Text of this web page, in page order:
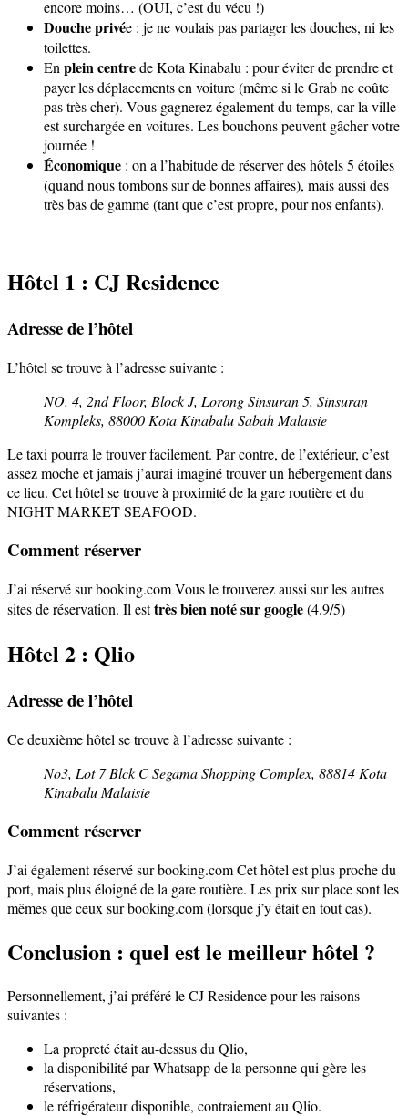
encore moins… (OUI, c’est du vécu !)
Douche privée : je ne voulais pas partager les douches, ni les
toilettes.
En plein centrede Kota Kinabalu : pour éviter de prendre et
payer les déplacements en voiture (même si le Grab ne coûte
pas très cher). Vous gagnerez également du temps, car la ville
est surchargée en voitures. Les bouchons peuvent gâcher votre
journée !
Économique : on a l’habitude de réserver des hôtels 5 étoiles
(quand nous tombons sur de bonnes affaires), mais aussi des
très bas de gamme (tant que c’est propre, pour nos enfants).
Hôtel 1 : CJ Residence
Adresse de l’hôtel
L’hôtel se trouve à l’adresse suivante :
NO. 4, 2nd Floor, Block J, Lorong Sinsuran 5, Sinsuran
Kompleks, 88000 Kota KinabaluSabah Malaisie
Le taxi pourra le trouver facilement. Par contre, de l’extérieur, c’est
assez moche et jamais j’aurai imaginé trouver un hébergement dans
ce lieu. Cet hôtel se trouve à proximité de la gare routière et du
NIGHT MARKET SEAFOOD.
Comment réserver
J’ai réservé sur booking.com Vous le trouverez aussi sur les autres
sites de réservation. Il esttrès bien noté sur google(4.9/5)
Hôtel 2 : Qlio
Adresse de l’hôtel
Ce deuxième hôtel se trouve à l’adresse suivante :
No3, Lot 7 Blck C Segama Shopping Complex, 88814 Kota
Kinabalu Malaisie
Comment réserver
J’ai également réservé sur booking.com Cet hôtel est plus proche du
port, mais plus éloigné de la gare routière. Les prix sur place sont les
mêmes que ceux sur booking.com (lorsque j’y était en tout cas).
Conclusion : quel est le meilleur hôtel ?
Personnellement, j’ai préféré le CJ Residence pour les raisons
suivantes :
La propreté était au-dessus du Qlio,
la disponibilité par Whatsapp de la personne qui gère les
réservations,
le réfrigérateur disponible, contraiement au Qlio.